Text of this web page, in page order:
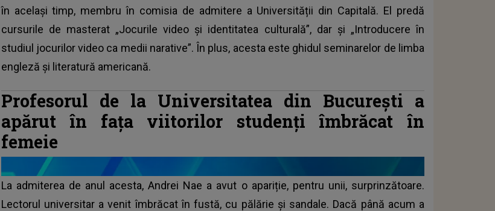
în același timp, membru în comisia de admitere a Universității din Capitală. El predă
cursurile de masterat „Jocurile video și identitatea culturală”, dar și „Introducere în
studiul jocurilor video ca medii narative”. În plus, acesta este ghidul seminarelor de limba
engleză și literatură americană.
Profesorul de la Universitatea din București a
apărut în fața viitorilor studenți îmbrăcat în
femeie
La admiterea de anul acesta, Andrei Nae a avut o apariție, pentru unii, surprinzătoare.
Lectorul universitar a venit îmbrăcat în fustă, cu pălărie și sandale. Dacă până acum a